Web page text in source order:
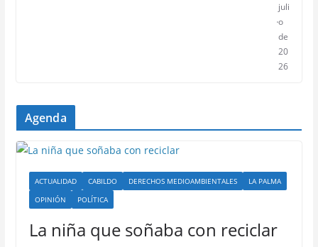
juli
o
de
20
26
Agenda
ACTUALIDAD CABILDO DERECHOS MEDIOAMBIENTALES
LA PALMA
OPINIÓN
POLÍTICA
La niña que soñaba con reciclar